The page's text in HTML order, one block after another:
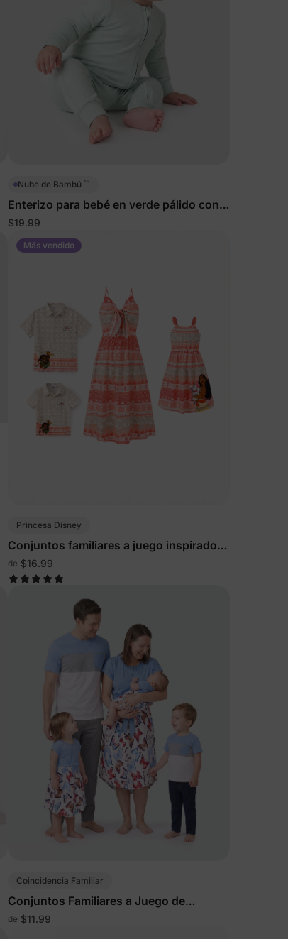
Nube de Bambú ™
Enterizo para bebé en verde pálido con
cierre de cremallera
$19.99
Más vendido
Princesa Disney
Conjuntos familiares a juego inspirados
en la isla de Moana de Disney
de $16.99
Coincidencia Familiar
Conjuntos Familiares a Juego de
Mariposas Azul Claro
de $11.99